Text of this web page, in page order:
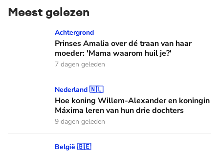
Meest gelezen
Prinses Amalia over dé traan van haar moeder: 'Mama
Achtergrond
Prinses Amalia over dé traan van haar
moeder: 'Mama waarom huil je?'
7 dagen geleden
Hoe koning Willem-Alexander en koningin Máxima leren
Nederland 🇳🇱
Hoe koning Willem-Alexander en koningin
Máxima leren van hun drie dochters
9 dagen geleden
Het haar van koningin Mathilde: alles over haar kapper en
België 🇧🇪